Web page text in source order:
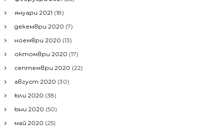
януари 2021 (18)
декември 2020 (7)
ноември 2020 (13)
октомври 2020 (17)
септември 2020 (22)
август 2020 (30)
юли 2020 (38)
юни 2020 (50)
май 2020 (25)